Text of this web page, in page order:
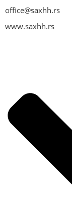
office@saxhh.rs
www.saxhh.rs